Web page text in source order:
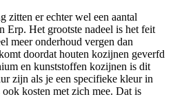
zitten er echter wel een aantal
Erp. Het grootste nadeel is het feit
meer onderhoud vergen dan
doordat houten kozijnen geverfd
en kunststoffen kozijnen is dit
zijn als je een specifieke kleur in
kosten met zich mee. Dat is